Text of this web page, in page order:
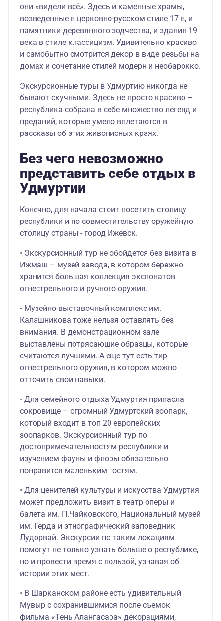
они «видели всё». Здесь и каменные храмы,
возведенные в церковно-русском стиле 17 в, и
памятники деревянного зодчества, и здания 19
века в стиле классицизм. Удивительно красиво
и самобытно смотрится декор в виде резьбы на
домах и сочетание стилей модерн и необарокко.
Экскурсионные туры в Удмуртию никогда не
бывают скучными. Здесь не просто красиво –
республика собрала в себе множество легенд и
преданий, которые умело вплетаются в
рассказы об этих живописных краях.
Без чего невозможно
представить себе отдых в
Удмуртии
Конечно, для начала стоит посетить столицу
республики и по совместительству оружейную
столицу страны - город Ижевск.
• Экскурсионный тур не обойдется без визита в
Ижмаш – музей завода, в котором бережно
хранится большая коллекция экспонатов
огнестрельного и ручного оружия.
• Музейно-выставочный комплекс им.
Калашникова тоже нельзя оставлять без
внимания. В демонстрационном зале
выставлены потрясающие образцы, которые
считаются лучшими. А еще тут есть тир
огнестрельного оружия, в котором можно
отточить свои навыки.
• Для семейного отдыха Удмуртия припасла
сокровище – огромный Удмуртский зоопарк,
который входит в топ 20 европейских
зоопарков. Экскурсионный тур по
достопримечательностям республики и
изучением фауны и флоры обязательно
понравится маленьким гостям.
• Для ценителей культуры и искусства Удмуртия
может предложить визит в театр оперы и
балета им. П.Чайковского, Национальный музей
им. Герда и этнографический заповедник
Лудорвай. Экскурсии по таким локациям
помогут не только узнать больше о республике,
но и провести время с пользой, узнавая об
истории этих мест.
• В Шарканском районе есть удивительный
Мувыр с сохранившимися после съемок
фильма «Тень Алангасара» декорациями,